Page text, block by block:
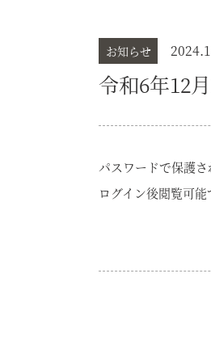
お知らせ
令和6年12
パスワードで保護
ログイン後閲覧可能